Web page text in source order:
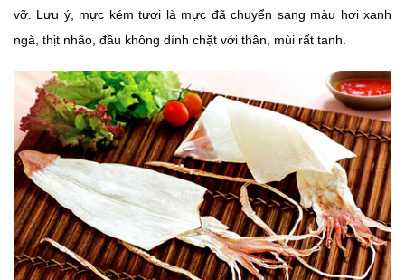
vỡ. Lưu ý, mực kém tươi là mực đã chuyển sang màu hơi xanh
ngà, thịt nhão, đầu không dính chặt với thân, mùi rất tanh.